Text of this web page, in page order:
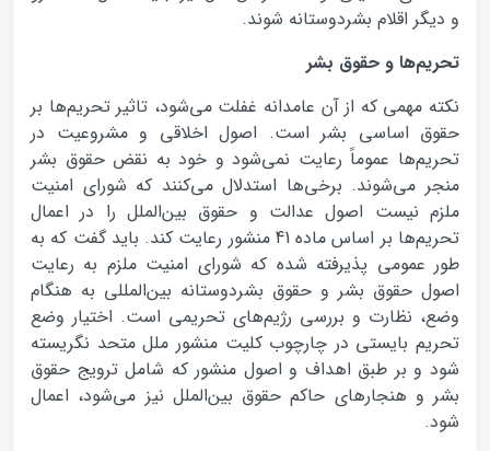
و دیگر اقلام بشردوستانه شوند.
تحریم‌ها و حقوق بشر
نکته مهمی که از آن عامدانه غفلت می‌شود، تاثیر تحریم‌ها بر
حقوق اساسی بشر است. اصول اخلاقی و مشروعیت در
تحریم‌ها عموماً رعایت نمی‌شود و خود به نقض حقوق بشر
منجر می‌شوند. برخی‌ها استدلال می‌کنند که شورای امنیت
ملزم نیست اصول عدالت و حقوق بین‌الملل را در اعمال
تحریم‌ها بر اساس ماده 41 منشور رعایت کند. باید گفت که به
طور عمومی پذیرفته شده که شورای امنیت ملزم به رعایت
اصول حقوق بشر و حقوق بشردوستانه بین‌المللی به هنگام
وضع، نظارت و بررسی رژیم‌های تحریمی است. اختیار وضع
تحریم بایستی در چارچوب کلیت منشور ملل متحد نگریسته
شود و بر طبق اهداف و اصول منشور که شامل ترویج حقوق
بشر و هنجارهای حاکم حقوق بین‌الملل نیز می‌شود، اعمال
شود.